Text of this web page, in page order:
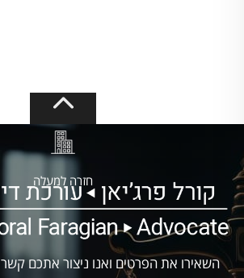
חזרה למעלה
השאירו את הפרטים ואנו ניצור אתכם קשר